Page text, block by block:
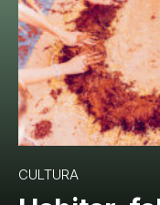
CULTURA